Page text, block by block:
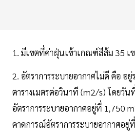
1. มีเขตที่ค่าฝุ่นเข้าเกณฑ์สีส้ม 35 เ
2. อัตราการระบายอากาศไม่ดี คือ อ
ตารางเมตรต่อวินาที (m2/s) โดยวั
อัตราการระบายอากาศอยู่ที่ 1,750
คาดการณ์อัตราการระบายอากาศอ